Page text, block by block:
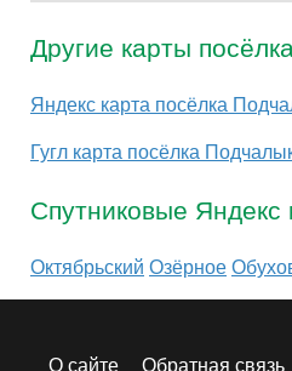
Другие карты
Яндекс карта посёлка
Гугл карта посёлка
Спутниковые Яндекс
Октябрьский Озёрное
О сайте Обратная связь